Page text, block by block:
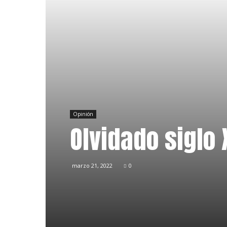
Opinión
Olvidado siglo
marzo 21, 2022 0